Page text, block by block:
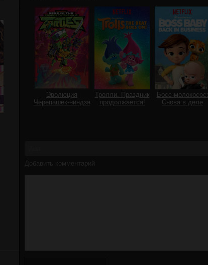
Эволюция
Черепашек-ниндзя
Тролли. Праздник
продолжается!
Босс-молокосос:
Снова в деле
Добавить комментарий